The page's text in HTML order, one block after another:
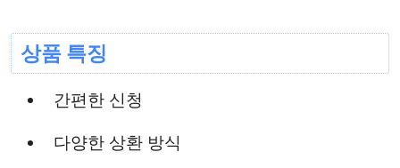
상품 특징
간편한 신청
다양한 상환 방식